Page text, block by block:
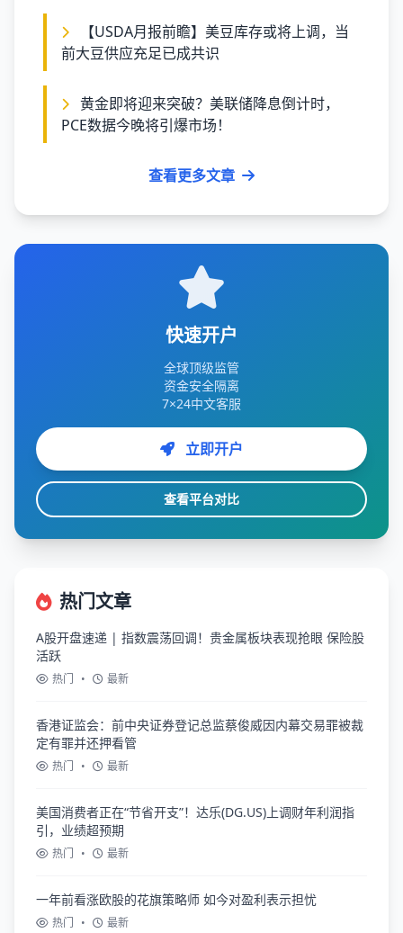
前大豆供应充足已成共识
PCE数据今晚将引爆市场！
查看更多文章
快速开户
全球顶级监管
资金安全隔离
7×24中文客服
立即开户
查看平台对比
热门文章
A股开盘速递 | 指数震荡回调！贵金属板块表现抢眼 保险股
活跃
热门 • 最新
香港证监会：前中央证券登记总监蔡俊威因内幕交易罪被裁
定有罪并还押看管
热门 • 最新
美国消费者正在“节省开支”！达乐(DG.US)上调财年利润指
引，业绩超预期
热门 • 最新
一年前看涨欧股的花旗策略师 如今对盈利表示担忧
热门 • 最新